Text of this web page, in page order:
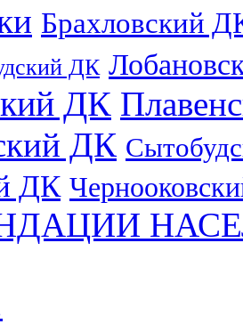
Брахловский
ДК
ДК
ДК
ДК